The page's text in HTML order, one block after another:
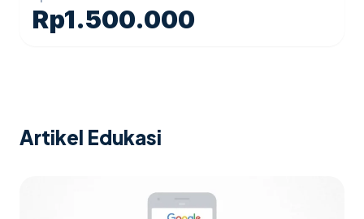
Rp1.500.000
Artikel Edukasi